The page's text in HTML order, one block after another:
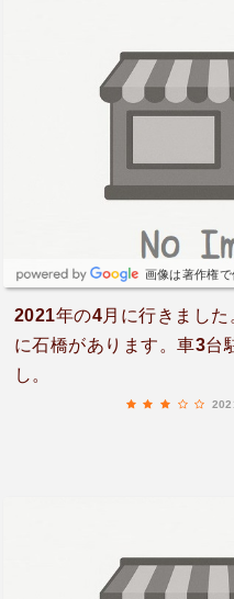
画像は著作権で
2021年の4月に行きまし
に石橋があります。車3台
し。